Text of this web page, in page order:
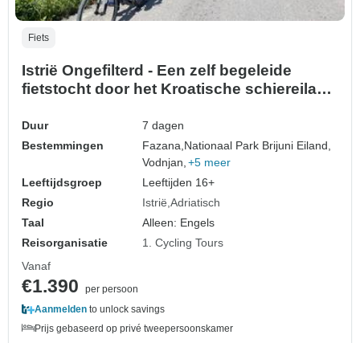
Fiets
Istrië Ongefilterd - Een zelf begeleide
fietstocht door het Kroatische schiereiland
Duur
7 dagen
Bestemmingen
Fazana,Nationaal Park Brijuni Eiland,
Vodnjan, +5 meer
Leeftijdsgroep
Leeftijden 16+
Regio
Istrië Adriatisch
Taal
Alleen: Engels
Reisorganisatie
1. Cycling Tours
Vanaf
€1.390
per persoon
Aanmelden to unlock savings
Prijs gebaseerd op privé tweepersoonskamer